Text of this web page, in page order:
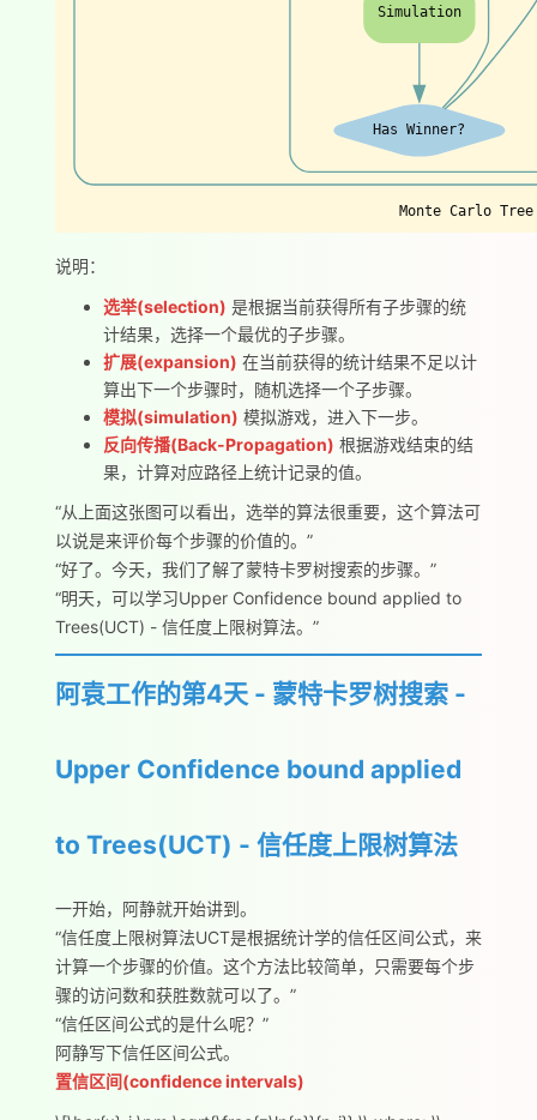
Monte Carlo
Simulation
Has Winner?
说明：
选举(selection) 是根据当前获得所有子步骤的统
计结果，选择一个最优的子步骤。
扩展(expansion) 在当前获得的统计结果不足以计
算出下一个步骤时，随机选择一个子步骤。
模拟(simulation) 模拟游戏，进入下一步。
反向传播(Back-Propagation) 根据游戏结束的结
果，计算对应路径上统计记录的值。
“从上面这张图可以看出，选举的算法很重要，这个算法可
以说是来评价每个步骤的价值的。”
“好了。今天，我们了解了蒙特卡罗树搜索的步骤。”
“明天，可以学习Upper Confidence bound applied to
Trees(UCT) - 信任度上限树算法。”
阿袁工作的第4天 - 蒙特卡罗树搜索 -
Upper Confidence bound applied
to Trees(UCT) - 信任度上限树算法
一开始，阿静就开始讲到。
“信任度上限树算法UCT是根据统计学的信任区间公式，来
计算一个步骤的价值。这个方法比较简单，只需要每个步
骤的访问数和获胜数就可以了。”
“信任区间公式的是什么呢？”
阿静写下信任区间公式。
置信区间(confidence intervals)